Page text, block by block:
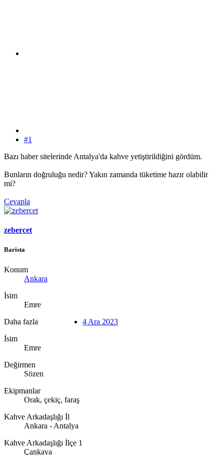
#1
Bazı haber sitelerinde Antalya'da kahve yetiştirildiğini gördüm.
Bunların doğruluğu nedir? Yakın zamanda tüketime hazır olabilir
mi?
Cevapla
zebercet
Barista
Konum
Ankara
İsim
Emre
Daha fazla
İsim
Emre
Değirmen
Sözen
Ekipmanlar
Orak, çekiç, faraş
Kahve Arkadaşlığı İl
Ankara - Antalya
Kahve Arkadaşlığı İlçe 1
Çankaya
4 Ara 2023